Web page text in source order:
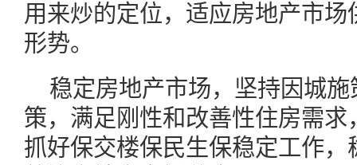
用来炒的定位，适应房地产市
形势。
稳定房地产市场，坚持因城
策，满足刚性和改善性住房需
抓好保交楼保民生保稳定工作